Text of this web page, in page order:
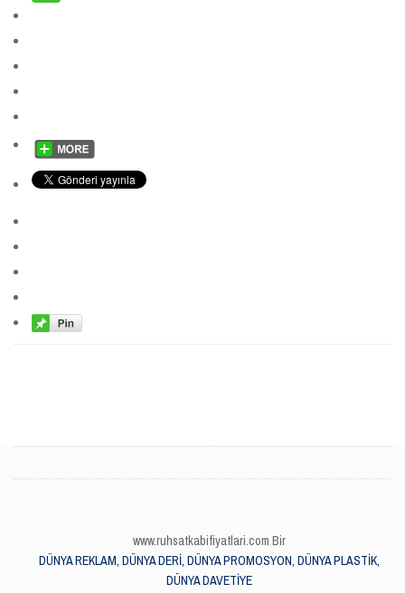
www.ruhsatkabifiyatlari.com Bir
DÜNYA REKLAM, DÜNYA DERİ, DÜNYA PROMOSYON, DÜNYA PLASTİK,
DÜNYA DAVETİYE